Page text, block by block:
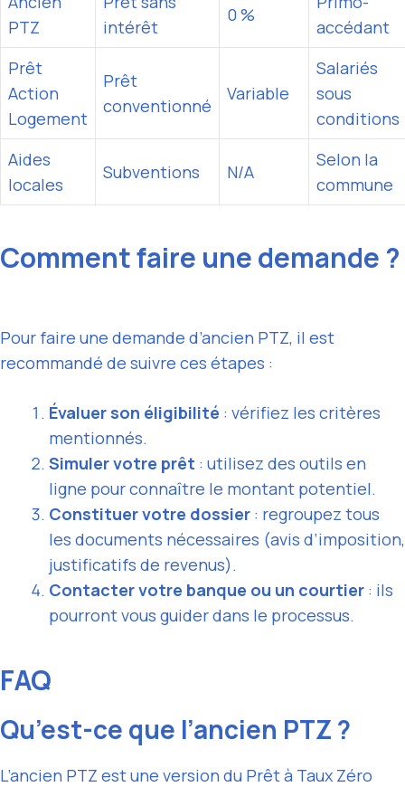
PTZ
intérêt
0 %
accédant
Prêt
Action
Logement
Prêt
conventionné
Variable
Salariés
sous
conditions
Aides
locales
Subventions N/A
Selon la
commune
Comment faire une demande ?
Pour faire une demande d’ancien PTZ, il est
recommandé de suivre ces étapes :
Évaluer son éligibilité : vérifiez les critères
mentionnés.
Simuler votre prêt : utilisez des outils en
ligne pour connaître le montant potentiel.
Constituer votre dossier : regroupez tous
les documents nécessaires (avis d’imposition,
justificatifs de revenus).
Contacter votre banque ou un courtier : ils
pourront vous guider dans le processus.
FAQ
Qu’est-ce que l’ancien PTZ ?
L’ancien PTZ est une version du Prêt à Taux Zéro